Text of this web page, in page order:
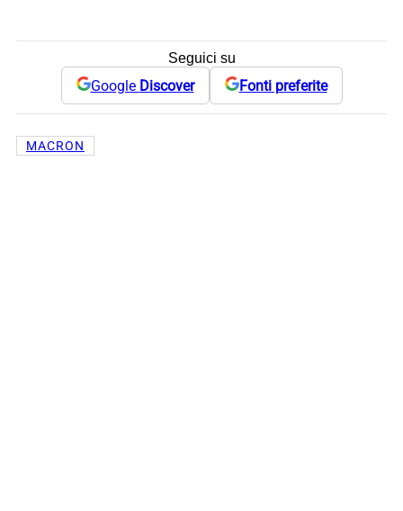
Seguici su
Google Discover Fonti preferite
MACRON